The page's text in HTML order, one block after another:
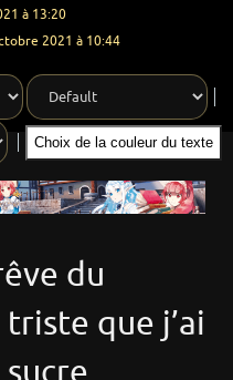
à 13:20
2021 à 10:44
Choix de la couleur du texte
du
que j’ai